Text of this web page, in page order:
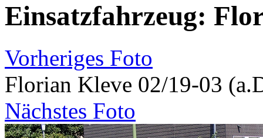
Einsatzfahrzeug:
Vorheriges Foto
Florian Kleve 02/19-03
Nächstes Foto